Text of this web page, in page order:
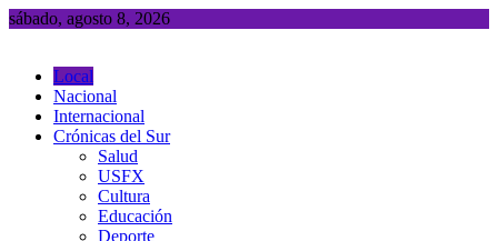
Saltar
sábado, agosto 8, 2026
Local
Nacional
Internacional
Crónicas del Sur
Salud
USFX
Cultura
Educación
Deporte